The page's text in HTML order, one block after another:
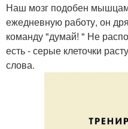
Наш мозг подобен
ежедневную работу, он
команду "думай! " Не
есть - серые клеточки
слова.